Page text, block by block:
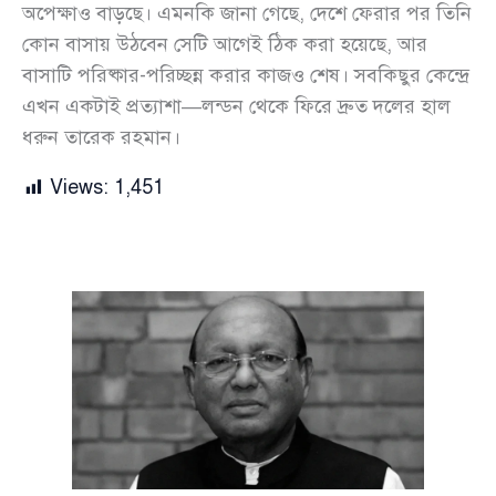
অপেক্ষাও বাড়ছে। এমনকি জানা গেছে, দেশে ফেরার পর তিনি
কোন বাসায় উঠবেন সেটি আগেই ঠিক করা হয়েছে, আর
বাসাটি পরিষ্কার-পরিচ্ছন্ন করার কাজও শেষ। সবকিছুর কেন্দ্রে
এখন একটাই প্রত্যাশা—লন্ডন থেকে ফিরে দ্রুত দলের হাল
ধরুন তারেক রহমান।
Views: 1,451